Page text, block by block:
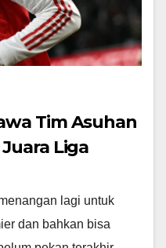
Tim Asuhan
Liga
lagi untuk
dan bahkan bisa